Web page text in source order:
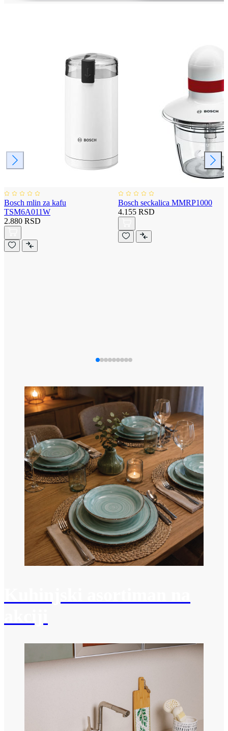
Bosch mlin za kafu
TSM6A011W
2.880 RSD
Bosch seckalica MMRP1000
4.155 RSD